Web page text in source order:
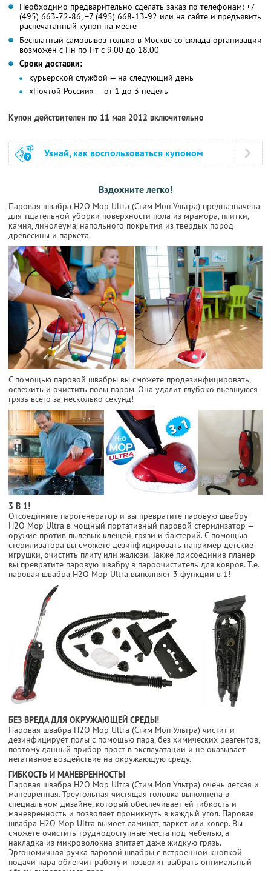
Необходимо предварительно сделать заказ по телефонам: +7
(495) 663-72-86, +7 (495) 668-13-92 или на сайте и предъявить
распечатанный купон на месте
Бесплатный самовывоз только в Москве со склада организации
возможен с Пн по Пт с 9.00 до 18.00
Сроки доставки:
курьерской службой — на следующий день
«Почтой России» — от 1 до 3 недель
Купон действителен по 11 мая 2012 включительно
Узнай, как воспользоваться купоном
Вздохните легко!
Паровая швабра H2O Mop Ultra (Стим Моп Ультра) предназначена
для тщательной уборки поверхности пола из мрамора, плитки,
камня, линолеума, напольного покрытия из твердых пород
древесины и паркета.
С помощью паровой швабры вы сможете продезинфицировать,
освежить и очистить полы паром. Она удалит глубоко въевшуюся
грязь всего за несколько секунд!
3 В 1!
Отсоедините парогенератор и вы превратите паровую швабру
H2O Mop Ultra в мощный портативный паровой стерилизатор —
оружие против пылевых клещей, грязи и бактерий. С помощью
стерилизатора вы сможете дезинфицировать например детские
игрушки, очистить плиту или жалюзи. Также присоединив планер
вы превратите паровую швабру в пароочиститель для ковров. Т.е.
паровая швабра H2O Mop Ultra выполняет 3 функции в 1!
БЕЗ ВРЕДА ДЛЯ ОКРУЖАЮЩЕЙ СРЕДЫ!
Паровая швабра H2O Mop Ultra (Стим Моп Ультра) чистит и
дезинфицирует полы с помощью пара, без химических реагентов,
поэтому данный прибор прост в эксплуатации и не оказывает
негативное воздействие на окружающую среду.
ГИБКОСТЬ И МАНЕВРЕННОСТЬ!
Паровая швабра H2O Mop Ultra (Стим Моп Ультра) очень легкая и
маневренная. Треугольная чистящая головка выполнена в
специальном дизайне, который обеспечивает ей гибкость и
маневренность и позволяет проникнуть в каждый угол. Паровая
швабра H2O Mop Ultra вымоет ламинат, паркет или ковер. Вы
сможете очистить труднодоступные места под мебелью, а
накладка из микроволокна впитает даже жидкую грязь.
Эргономичная ручка паровой швабры с встроенной кнопкой
подачи пара облегчит работу и позволит выбрать оптимальный